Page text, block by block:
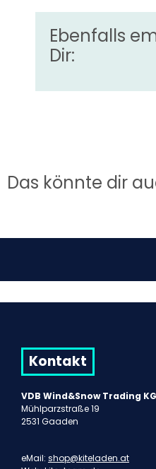
Ebenfalls
Dir:
Das könnte dir
Kontakt
VDB Wind&Snow Trading KG
Mühlparzstraße 19
2531 Gaaden
eMail: shop@kiteladen.at